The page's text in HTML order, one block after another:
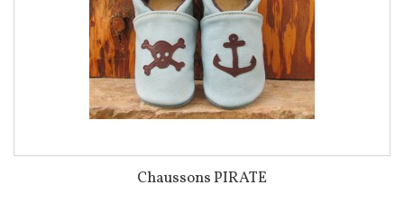
Chaussons PIRATE